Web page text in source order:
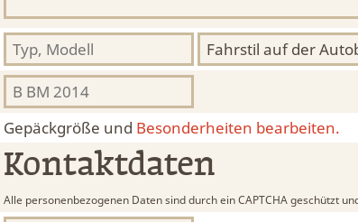
Gepäckgröße und Besonderheiten bearbeiten.
Kontaktdaten
Alle personenbezogenen Daten sind durch ein CAPTCHA geschützt